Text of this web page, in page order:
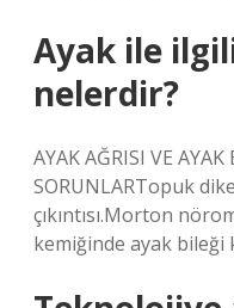
Ayak ile
nelerdir?
AYAK AĞRISI VE AYAK
SORUNLARTopuk
çıkıntısı.Morton
kemiğinde ayak bileği